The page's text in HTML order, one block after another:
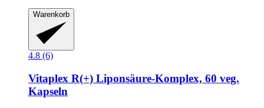
Warenkorb
4.8 (6)
Vitaplex R(+) Liponsäure-​Komplex, 60 veg.
Kapseln